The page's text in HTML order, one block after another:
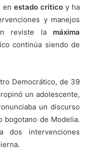
en estado críticoy ha
y manejos
reviste la máxima
continúa siendo de
Democrático, de 39
un adolescente,
un discurso
bogotano de Modelia.
dos intervenciones